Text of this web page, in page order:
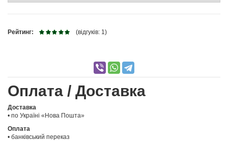
Рейтинг: (відгуків: 1)
Оплата / Доставка
Доставка
• по Україні «Нова Пошта»
Оплата
• банківський переказ